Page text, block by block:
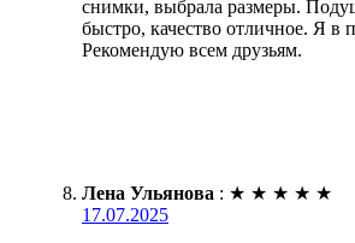
снимки, выбрала размеры.
быстро, качество отличное. Я в
Рекомендую всем друзьям.
Лена Ульянова : ★ ★ ★ ★ ★
17.07.2025